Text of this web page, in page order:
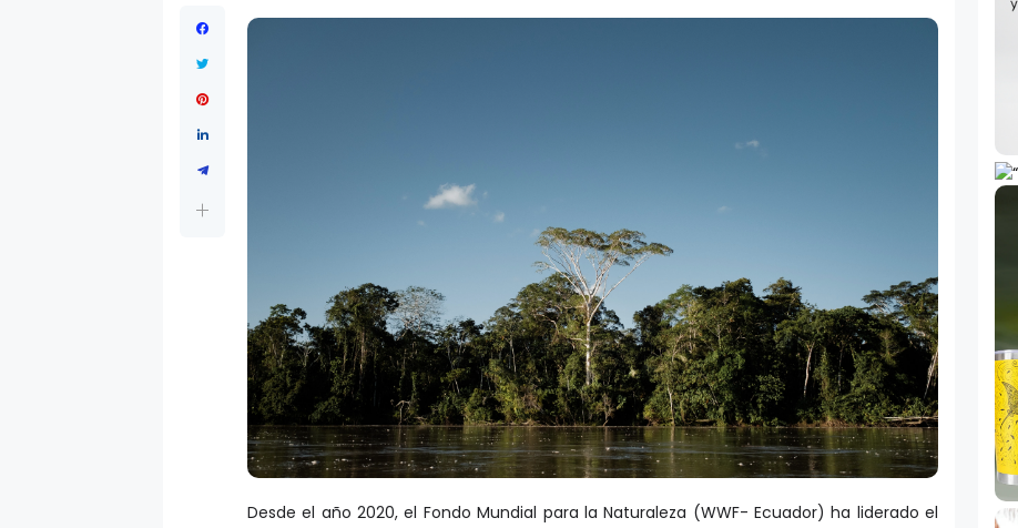
Desde el año 2020, el Fondo Mundial para la Naturaleza (WWF- Ecuador) ha liderado el